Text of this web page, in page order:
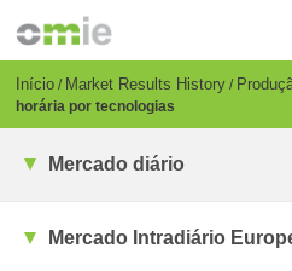
para
conteúdo
principal
Breadcrumb
Início Market Results History
horária por tecnologias
Mercado diário
Mercado Intradiário